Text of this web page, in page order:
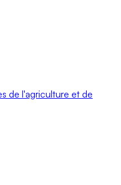
de l'agriculture et de